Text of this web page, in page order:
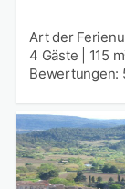
Art der
4 Gäste
115
Bewertungen: